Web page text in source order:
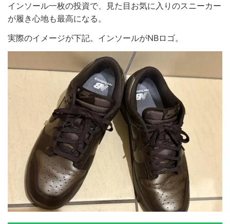
インソール一枚の投資で、見た目お気に入りのスニーカー
が履き心地も最高になる。
実際のイメージが下記。インソールがNBロゴ。